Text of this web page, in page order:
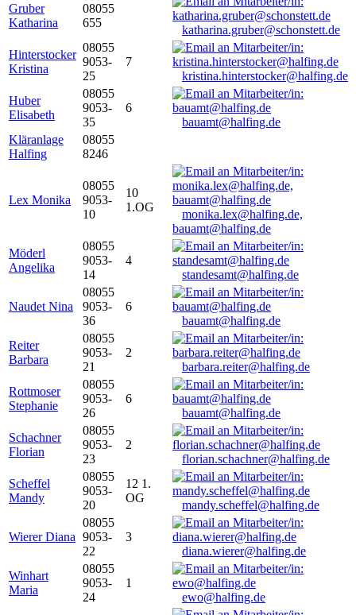
Gruber
Katharina
08055
655
katharina.gruber@schonstett.de
Hinterstocker
Kristina
08055
9053-
25
7
kristina.hinterstocker@halfing.de
Huber
Elisabeth
08055
9053-
35
6
bauamt@halfing.de
Kläranlage
Halfing
08055
8246
Lex Monika
08055
9053-
10
10
1.OG
monika.lex@halfing.de,
bauamt@halfing.de
Möderl
Angelika
08055
9053-
14
4
standesamt@halfing.de
Naudet Nina
08055
9053-
36
6
bauamt@halfing.de
Reiter
Barbara
08055
9053-
21
2
barbara.reiter@halfing.de
Rottmoser
Stephanie
08055
9053-
26
6
bauamt@halfing.de
Schachner
Florian
08055
9053-
23
2
florian.schachner@halfing.de
Scheffel
Mandy
08055
9053-
20
12 1.
OG
mandy.scheffel@halfing.de
Wierer Diana
08055
9053-
22
3
diana.wierer@halfing.de
Winhart
Maria
08055
9053-
24
1
ewo@halfing.de